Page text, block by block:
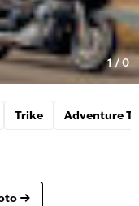
1/0
Trike Adventure